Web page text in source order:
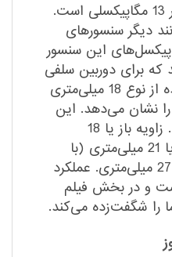
دوربین سلفی دارای سنسور 13 مگاپیکسلی است.
دیگر سنسورهای
این سنسور
دارند که برای دوربین سلفی
عالی است. لنز استفاده شده از نوع 18 میلی‌متری
است و دیافراگم آن f/2.4 را نشان می‌دهد. این
دوربین سه حالت زوم دارد. زاویه باز یا 18
میلی‌متری، زاویه بسته تر یا 21 میلی‌متری (با
برش) و زاویه دید معادل 27 میلی‌متری. عملکرد
و در بخش فیلم